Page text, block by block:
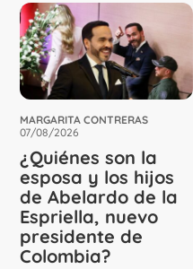
MARGARITA CONTRERAS
07/08/2026
¿Quiénes son la
esposa y los hijos
de Abelardo de la
Espriella, nuevo
presidente de
Colombia?